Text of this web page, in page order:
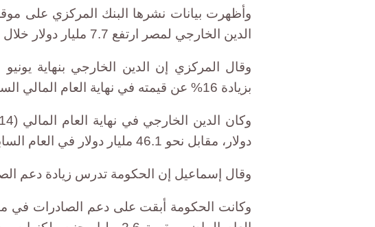
وأظهرت بيانات نشرها البنك المركزي على
الدين الخارجي لمصر ارتفع 7.7 مليار دولار خلال العام المالي الماضي.
بزيادة 16% عن قيمته في نهاية العام المالي السابق.
دولار، مقابل نحو 46.1 مليار دولار في العام السابق عليه.
وقال إسماعيل إن الحكومة تدرس زيادة دعم الصادرات إلى 6
وكانت الحكومة أبقت على دعم الصادرات في